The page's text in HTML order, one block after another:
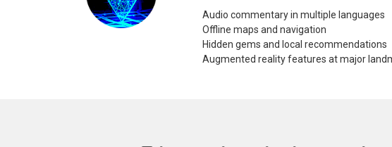
Audio commentary in multiple languages
Offline maps and navigation
Hidden gems and local recommendations
Augmented reality features at major